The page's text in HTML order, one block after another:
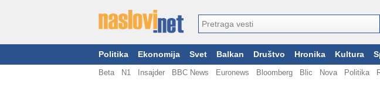
Politika Ekonomija Svet Balkan Društvo Hronika Kultura
Beta N1 Insajder BBC News Euronews Bloomberg Blic Nova Politika